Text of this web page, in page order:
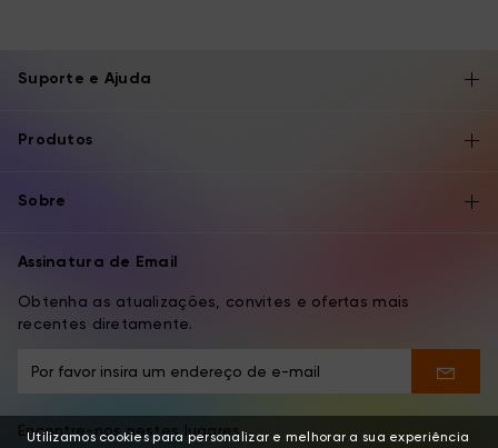
Suporte e Ajuda
Produtos
Sobre
Assinatura de Email
Obtenha as atualizações, convites e ofertas mais
recentes diretamente.
Encontre-nos nestes lugares
Utilizamos cookies para personalizar e melhorar a sua experiência